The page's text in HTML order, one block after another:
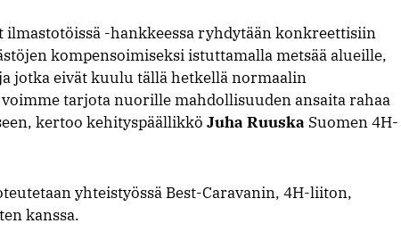
-hankkeessa ryhdytään konkreettisiin
kompensoimiseksi istuttamalla metsää alueille,
jotka eivät kuulu tällä hetkellä normaalin
tarjota nuorille mahdollisuuden ansaita rahaa
kertoo kehityspäällikkö Juha Ruuska Suomen 4H-
yhteistyössä Best-Caravanin, 4H-liiton,
kanssa.